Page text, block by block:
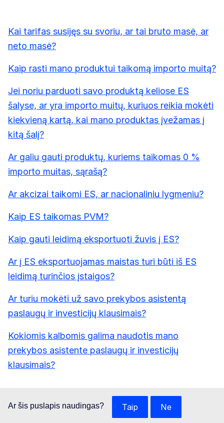
Kai tarifas susijęs su svoriu, ar tai bruto masė, ar
neto masė?
Kaip rasti mano produktui taikomą importo muitą?
Jei noriu parduoti savo produktą keliose ES
šalyse, ar yra importo muitų, kuriuos reikia mokėti
kiekvieną kartą, kai mano produktas įvežamas į
kitą šalį?
Ar galiu gauti produktų, kuriems taikomas 0 %
importo muitas, sąrašą?
Ar akcizai taikomi ES, ar nacionaliniu lygmeniu?
Kaip ES taikomas PVM?
Kaip gauti leidimą eksportuoti žuvis į ES?
Ar į ES eksportuojamas maistas turi būti iš ES
leidimą turinčios įstaigos?
Ar turiu mokėti už savo prekybos asistentą
paslaugų ir investicijų klausimais?
Kokiomis kalbomis galima naudotis mano
prekybos asistente paslaugų ir investicijų
klausimais?
Ar šis puslapis naudingas? Taip Ne